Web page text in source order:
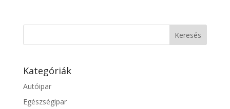
Kategóriák
Autóipar
Egészségipar